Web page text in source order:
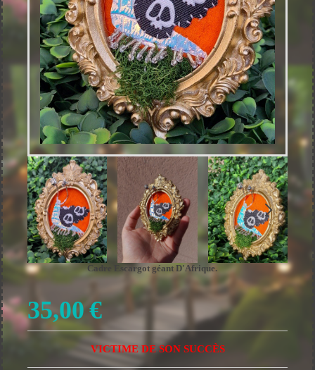
Cadre Escargot géant D'Afrique.
35,00 €
VICTIME DE SON SUCCÈS